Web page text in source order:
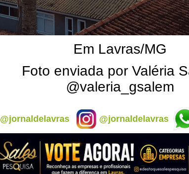
Em Lavras/MG
Foto enviada por Valéria
@valeria_gsalem
@jornaldelavras @jornaldelavras